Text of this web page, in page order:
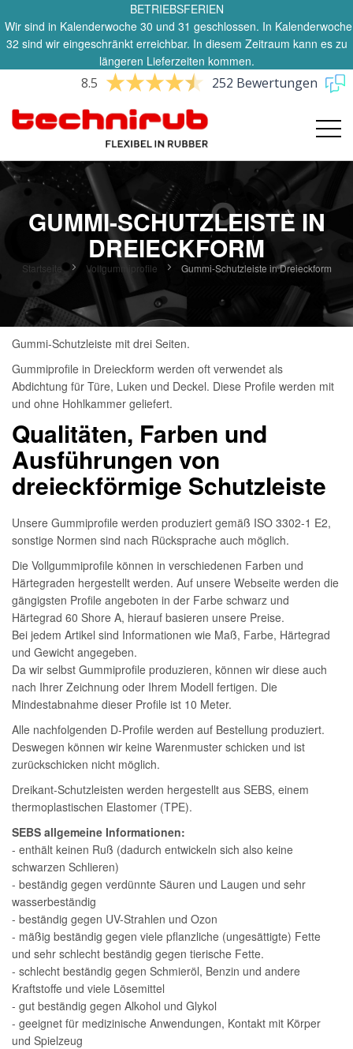
BETRIEBSFERIEN
Wir sind in Kalenderwoche 30 und 31 geschlossen. In Kalenderwoche
32 sind wir eingeschränkt erreichbar. In diesem Zeitraum kann es zu
längeren Lieferzeiten kommen.
8.5 252 Bewertungen
GUMMI-SCHUTZLEISTE IN
DREIECKFORM
Startseite Vollgummiprofile Gummi-Schutzleiste in Dreieckform
Gummi-Schutzleiste mit drei Seiten.
Gummiprofile in Dreieckform werden oft verwendet als
Abdichtung für Türe, Luken und Deckel. Diese Profile werden mit
und ohne Hohlkammer geliefert.
Qualitäten, Farben und
Ausführungen von
dreieckförmige Schutzleiste
Unsere Gummiprofile werden produziert gemäß ISO 3302-1 E2,
sonstige Normen sind nach Rücksprache auch möglich.
Die Vollgummiprofile können in verschiedenen Farben und
Härtegraden hergestellt werden. Auf unsere Webseite werden die
gängigsten Profile angeboten in der Farbe schwarz und
Härtegrad 60 Shore A, hierauf basieren unsere Preise.
Bei jedem Artikel sind Informationen wie Maß, Farbe, Härtegrad
und Gewicht angegeben.
Da wir selbst Gummiprofile produzieren, können wir diese auch
nach Ihrer Zeichnung oder Ihrem Modell fertigen. Die
Mindestabnahme dieser Profile ist 10 Meter.
Alle nachfolgenden D-Profile werden auf Bestellung produziert.
Deswegen können wir keine Warenmuster schicken und ist
zurückschicken nicht möglich.
Dreikant-Schutzleisten werden hergestellt aus SEBS, einem
thermoplastischen Elastomer (TPE).
SEBS allgemeine Informationen:
- enthält keinen Ruß (dadurch entwickeln sich also keine
schwarzen Schlieren)
- beständig gegen verdünnte Säuren und Laugen und sehr
wasserbeständig
- beständig gegen UV-Strahlen und Ozon
- mäßig beständig gegen viele pflanzliche (ungesättigte) Fette
und sehr schlecht beständig gegen tierische Fette.
- schlecht beständig gegen Schmieröl, Benzin und andere
Kraftstoffe und viele Lösemittel
- gut beständig gegen Alkohol und Glykol
- geeignet für medizinische Anwendungen, Kontakt mit Körper
und Spielzeug